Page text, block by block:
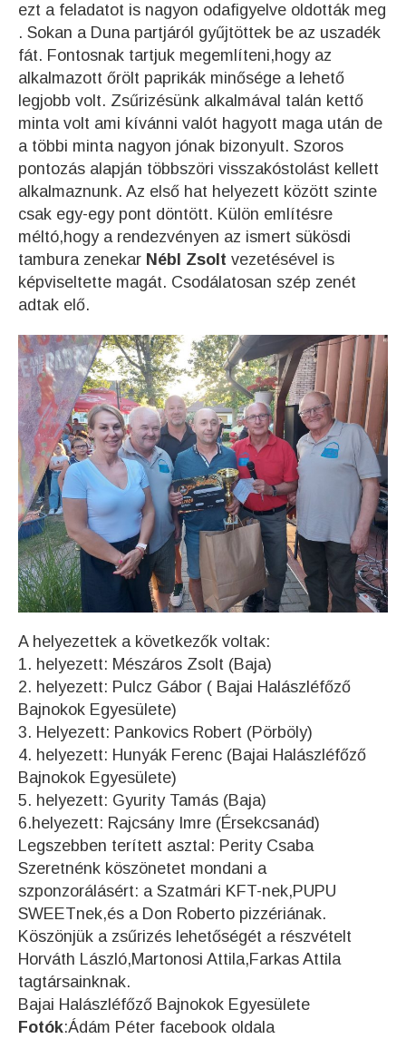
ezt a feladatot is nagyon odafigyelve oldották meg
. Sokan a Duna partjáról gyűjtöttek be az uszadék
fát. Fontosnak tartjuk megemlíteni,hogy az
alkalmazott őrölt paprikák minősége a lehető
legjobb volt. Zsűrizésünk alkalmával talán kettő
minta volt ami kívánni valót hagyott maga után de
a többi minta nagyon jónak bizonyult. Szoros
pontozás alapján többszöri visszakóstolást kellett
alkalmaznunk. Az első hat helyezett között szinte
csak egy-egy pont döntött. Külön említésre
méltó,hogy a rendezvényen az ismert sükösdi
tambura zenekar Nébl Zsolt vezetésével is
képviseltette magát. Csodálatosan szép zenét
adtak elő.
A helyezettek a következők voltak:
1. helyezett: Mészáros Zsolt (Baja)
2. helyezett: Pulcz Gábor ( Bajai Halászléfőző
Bajnokok Egyesülete)
3. Helyezett: Pankovics Robert (Pörböly)
4. helyezett: Hunyák Ferenc (Bajai Halászléfőző
Bajnokok Egyesülete)
5. helyezett: Gyurity Tamás (Baja)
6.helyezett: Rajcsány Imre (Érsekcsanád)
Legszebben terített asztal: Perity Csaba
Szeretnénk köszönetet mondani a
szponzorálásért: a Szatmári KFT-nek,PUPU
SWEETnek,és a Don Roberto pizzériának.
Köszönjük a zsűrizés lehetőségét a részvételt
Horváth László,Martonosi Attila,Farkas Attila
tagtársainknak.
Bajai Halászléfőző Bajnokok Egyesülete
Fotók:Ádám Péter facebook oldala